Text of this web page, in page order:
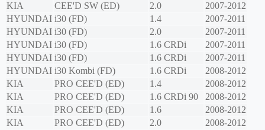
KIA
CEE'D SW (ED) 2.0
2007-2012
HYUNDAI i30 (FD) 1.4
2007-2011
HYUNDAI i30 (FD) 2.0
2007-2011
HYUNDAI i30 (FD) 1.6 CRDi
2007-2011
HYUNDAI i30 (FD) 1.6 CRDi
2007-2011
HYUNDAI i30 Kombi (FD) 1.6 CRDi
2008-2012
KIA
PRO CEE'D (ED) 1.4
2008-2012
KIA
PRO CEE'D (ED) 1.6 CRDi 90
2008-2012
KIA
PRO CEE'D (ED) 1.6
2008-2012
KIA
PRO CEE'D (ED) 2.0
2008-2012